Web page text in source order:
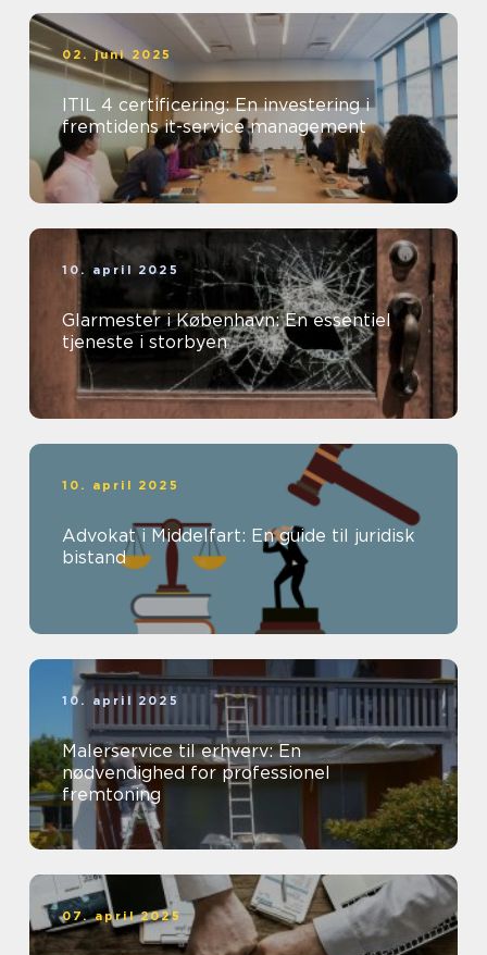
02. juni 2025
ITIL 4 certificering: En investering i
fremtidens it-service management
10. april 2025
Glarmester i København: En essentiel
tjeneste i storbyen
10. april 2025
Advokat i Middelfart: En guide til juridisk
bistand
10. april 2025
Malerservice til erhverv: En
nødvendighed for professionel
fremtoning
07. april 2025